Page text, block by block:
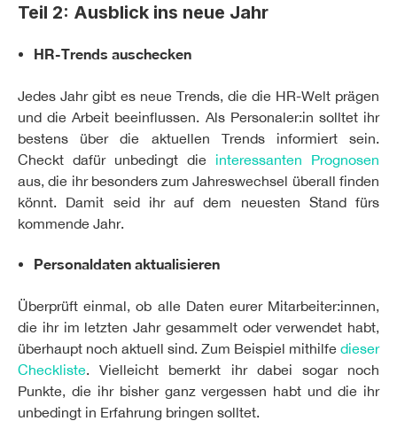
Teil 2: Ausblick ins neue Jahr
HR-Trends auschecken
Jedes Jahr gibt es neue Trends, die die HR-Welt prägen
und die Arbeit beeinflussen. Als Personaler:in solltet ihr
bestens über die aktuellen Trends informiert sein.
Checkt dafür unbedingt die interessanten Prognosen
aus, die ihr besonders zum Jahreswechsel überall finden
könnt. Damit seid ihr auf dem neuesten Stand fürs
kommende Jahr.
Personaldaten aktualisieren
Überprüft einmal, ob alle Daten eurer Mitarbeiter:innen,
die ihr im letzten Jahr gesammelt oder verwendet habt,
überhaupt noch aktuell sind. Zum Beispiel mithilfe dieser
Checkliste . Vielleicht bemerkt ihr dabei sogar noch
Punkte, die ihr bisher ganz vergessen habt und die ihr
unbedingt in Erfahrung bringen solltet.